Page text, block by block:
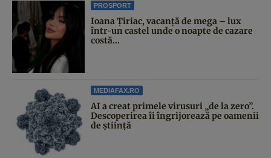
PROSPORT
Ioana Țiriac, vacanță de mega – lux
într-un castel unde o noapte de cazare
costă...
MEDIAFAX.RO
AI a creat primele virusuri „de la zero”.
Descoperirea îi îngrijorează pe oamenii
de știință